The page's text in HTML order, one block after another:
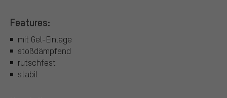
Features:
mit Gel-Einlage
stoßdämpfend
rutschfest
stabil